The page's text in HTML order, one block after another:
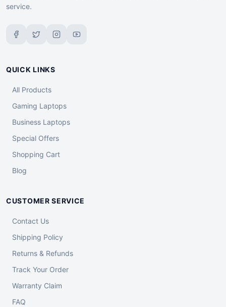
service.
QUICK LINKS
All Products
Gaming Laptops
Business Laptops
Special Offers
Shopping Cart
Blog
CUSTOMER SERVICE
Contact Us
Shipping Policy
Returns & Refunds
Track Your Order
Warranty Claim
FAQ